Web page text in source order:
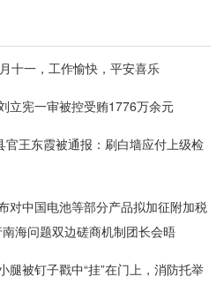
十一，工作愉快，平安喜乐
立宪一审被控受贿1776万余元
官王东霞被通报：刷白墙应付上级检
对中国电池等部分产品拟加征附加税
海问题双边磋商机制团长会晤
腿被钉子戳中“挂”在门上，消防托举